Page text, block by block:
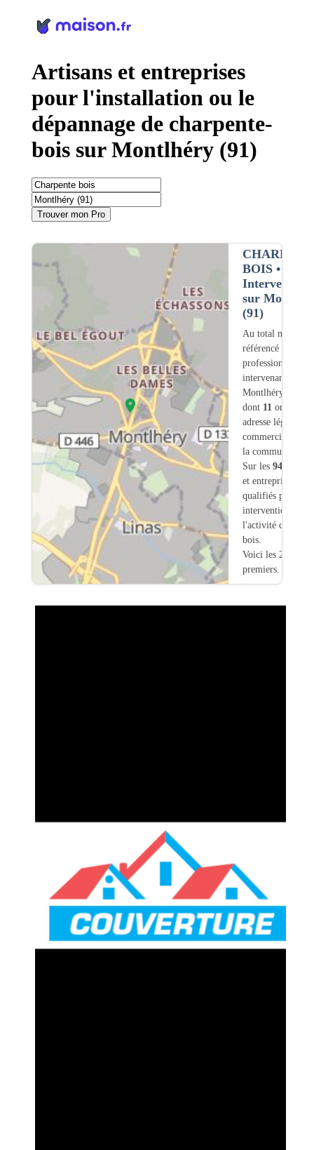
Artisans et entreprises
pour l'installation ou le
dépannage de charpente-
bois sur Montlhéry (91)
Trouver mon Pro
BOIS•
Intervention
sur
(91)
Au total nous
référencé
professionnels
intervenant sur
Montlhéry (91)
dont 11 ont une
adresse légale ou
commerciale dans
la commune.
Sur les 94
et entreprises
qualifiés pour une
intervention sur
l'activité
bois.
Voici les 20
premiers.